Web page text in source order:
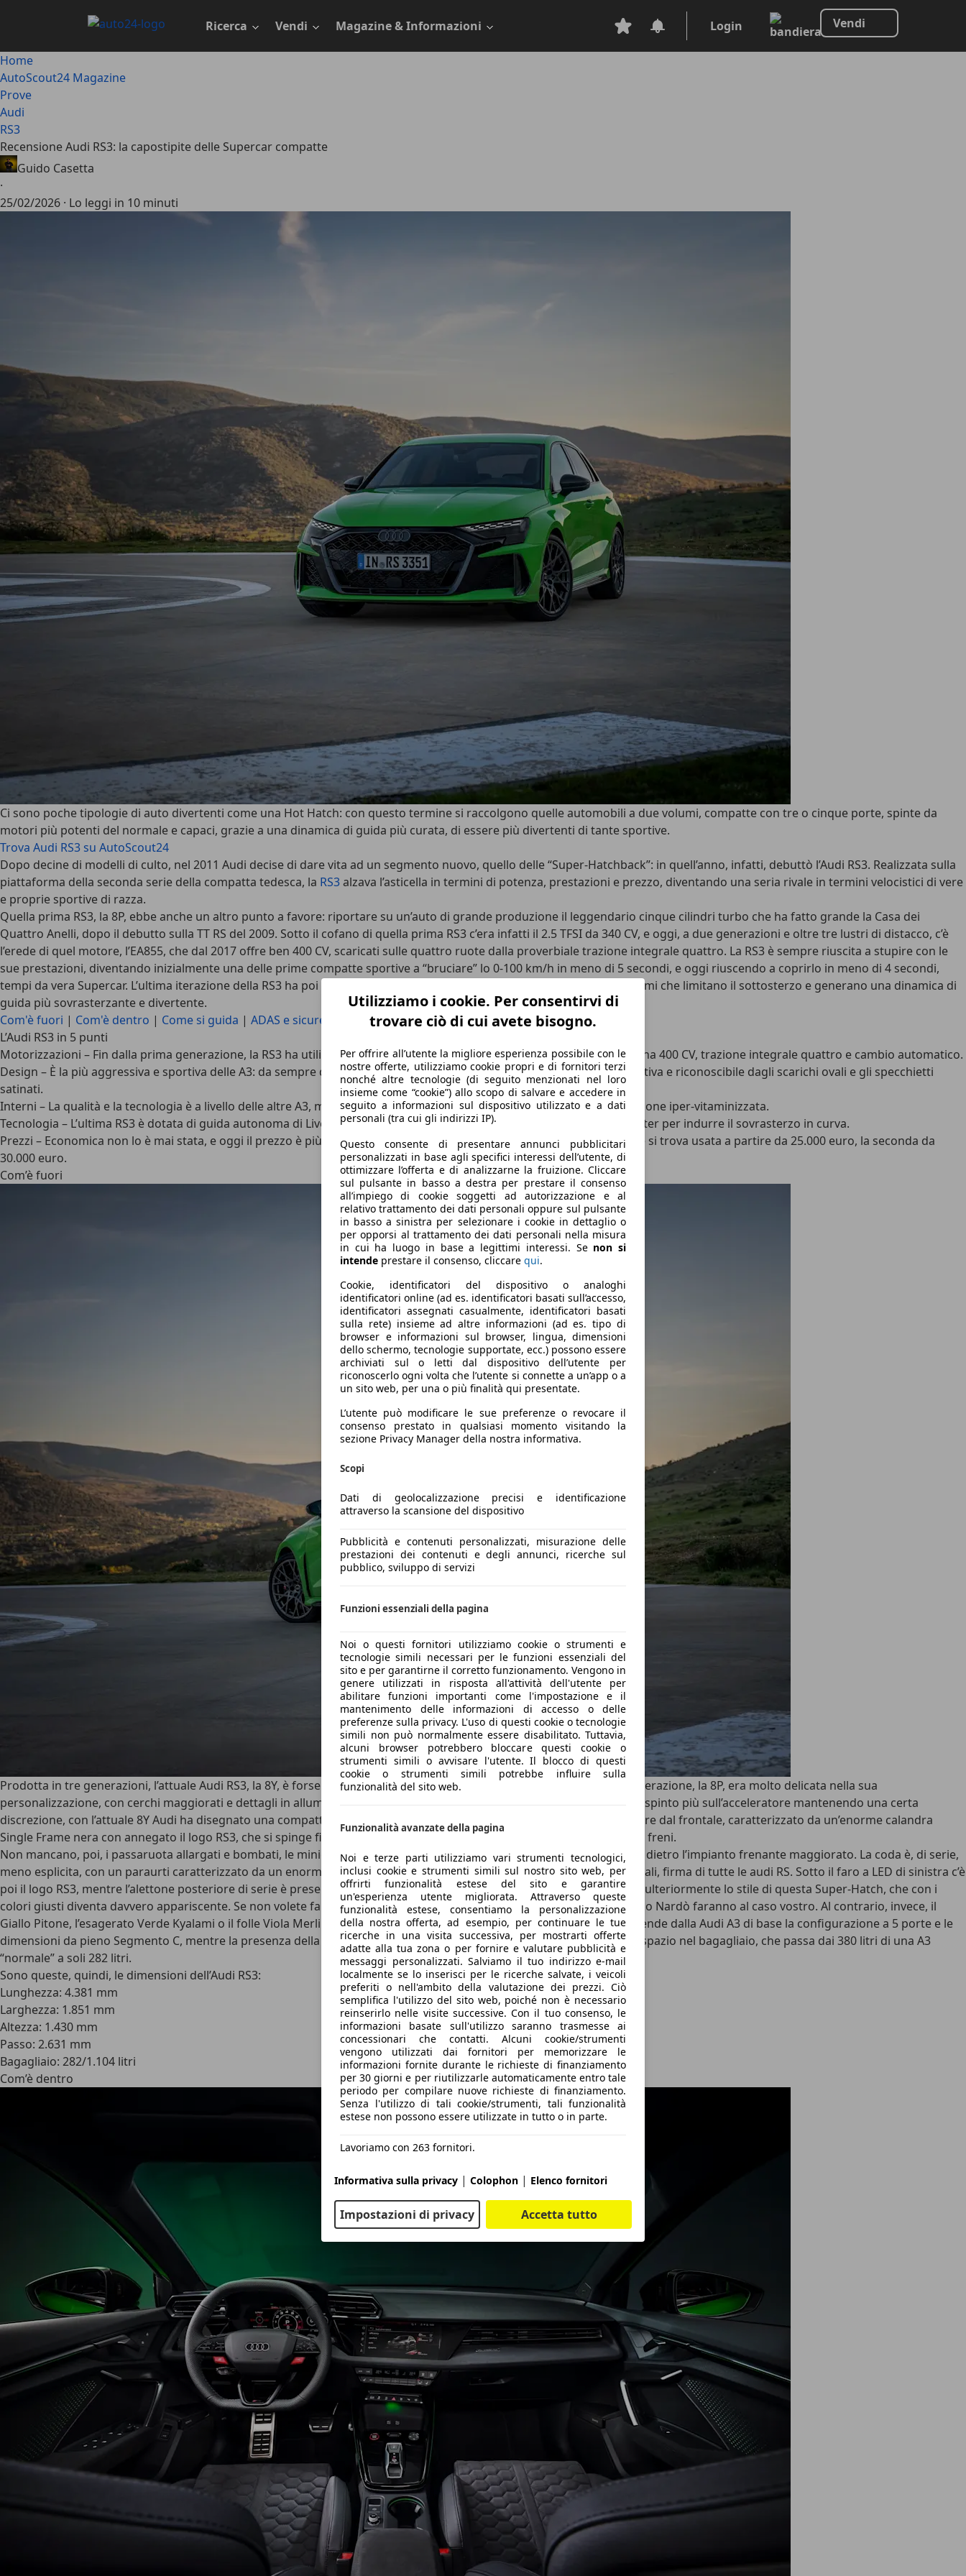
principale
Ricerca Vendi Magazine & Informazioni Login Vendi
Utilizziamo i cookie. Per consentirvi di
trovare ciò di cui avete bisogno.
Per offrire all’utente la migliore esperienza possibile con le
nostre offerte, utilizziamo cookie propri e di fornitori terzi
nonché altre tecnologie (di seguito menzionati nel loro
insieme come “cookie”) allo scopo di salvare e accedere in
seguito a informazioni sul dispositivo utilizzato e a dati
personali (tra cui gli indirizzi IP).
Questo consente di presentare annunci pubblicitari
personalizzati in base agli specifici interessi dell’utente, di
ottimizzare l’offerta e di analizzarne la fruizione. Cliccare
sul pulsante in basso a destra per prestare il consenso
all’impiego di cookie soggetti ad autorizzazione e al
relativo trattamento dei dati personali oppure sul pulsante
in basso a sinistra per selezionare i cookie in dettaglio o
per opporsi al trattamento dei dati personali nella misura
in cui ha luogo in base a legittimi interessi. Se non si
intende prestare il consenso, cliccare qui.
Cookie, identificatori del dispositivo o analoghi
identificatori online (ad es. identificatori basati sull’accesso,
identificatori assegnati casualmente, identificatori basati
sulla rete) insieme ad altre informazioni (ad es. tipo di
browser e informazioni sul browser, lingua, dimensioni
dello schermo, tecnologie supportate, ecc.) possono essere
archiviati sul o letti dal dispositivo dell’utente per
riconoscerlo ogni volta che l’utente si connette a un’app o a
un sito web, per una o più finalità qui presentate.
L’utente può modificare le sue preferenze o revocare il
consenso prestato in qualsiasi momento visitando la
sezione Privacy Manager della nostra informativa.
Scopi
Dati di geolocalizzazione precisi e identificazione
attraverso la scansione del dispositivo
Pubblicità e contenuti personalizzati, misurazione delle
prestazioni dei contenuti e degli annunci, ricerche sul
pubblico, sviluppo di servizi
Funzioni essenziali della pagina
Noi o questi fornitori utilizziamo cookie o strumenti e
tecnologie simili necessari per le funzioni essenziali del
sito e per garantirne il corretto funzionamento. Vengono in
genere utilizzati in risposta all'attività dell'utente per
abilitare funzioni importanti come l'impostazione e il
mantenimento delle informazioni di accesso o delle
preferenze sulla privacy. L'uso di questi cookie o tecnologie
simili non può normalmente essere disabilitato. Tuttavia,
alcuni browser potrebbero bloccare questi cookie o
strumenti simili o avvisare l'utente. Il blocco di questi
cookie o strumenti simili potrebbe influire sulla
funzionalità del sito web.
Funzionalità avanzate della pagina
Noi e terze parti utilizziamo vari strumenti tecnologici,
inclusi cookie e strumenti simili sul nostro sito web, per
offrirti funzionalità estese del sito e garantire
un'esperienza utente migliorata. Attraverso queste
funzionalità estese, consentiamo la personalizzazione
della nostra offerta, ad esempio, per continuare le tue
ricerche in una visita successiva, per mostrarti offerte
adatte alla tua zona o per fornire e valutare pubblicità e
messaggi personalizzati. Salviamo il tuo indirizzo e-mail
localmente se lo inserisci per le ricerche salvate, i veicoli
preferiti o nell'ambito della valutazione dei prezzi. Ciò
semplifica l'utilizzo del sito web, poiché non è necessario
reinserirlo nelle visite successive. Con il tuo consenso, le
informazioni basate sull'utilizzo saranno trasmesse ai
concessionari che contatti. Alcuni cookie/strumenti
vengono utilizzati dai fornitori per memorizzare le
informazioni fornite durante le richieste di finanziamento
per 30 giorni e per riutilizzarle automaticamente entro tale
periodo per compilare nuove richieste di finanziamento.
Senza l'utilizzo di tali cookie/strumenti, tali funzionalità
estese non possono essere utilizzate in tutto o in parte.
Lavoriamo con 263 fornitori.
Informativa sulla privacy | Colophon | Elenco fornitori
Impostazioni di privacy Accetta tutto
Home
AutoScout24 Magazine
Prove
Audi
RS3
Recensione Audi RS3: la capostipite delle Supercar compatte
Guido Casetta
·
25/02/2026 · Lo leggi in 10 minuti
Ci sono poche tipologie di auto divertenti come una Hot Hatch: con questo termine si raccolgono quelle automobili a due volumi, compatte con tre o cinque porte, spinte da
motori più potenti del normale e capaci, grazie a una dinamica di guida più curata, di essere più divertenti di tante sportive.
Trova Audi RS3 su AutoScout24
Dopo decine di modelli di culto, nel 2011 Audi decise di dare vita ad un segmento nuovo, quello delle “Super-Hatchback”: in quell’anno, infatti, debuttò l’Audi RS3. Realizzata sulla
piattaforma della seconda serie della compatta tedesca, la RS3alzava l’asticella in termini di potenza, prestazioni e prezzo, diventando una seria rivale in termini velocistici di vere
e proprie sportive di razza.
Quella prima RS3, la 8P, ebbe anche un altro punto a favore: riportare su un’auto di grande produzione il leggendario cinque cilindri turbo che ha fatto grande la Casa dei
Quattro Anelli, dopo il debutto sulla TT RS del 2009. Sotto il cofano di quella prima RS3 c’era infatti il 2.5 TFSI da 340 CV, e oggi, a due generazioni e oltre tre lustri di distacco, c’è
l’erede di quel motore, l’EA855, che dal 2017 offre ben 400 CV, scaricati sulle quattro ruote dalla proverbiale trazione integrale quattro. La RS3 è sempre riuscita a stupire con le
sue prestazioni, diventando inizialmente una delle prime compatte sportive a “bruciare” lo 0-100 km/h in meno di 5 secondi, e oggi riuscendo a coprirlo in meno di 4 secondi,
tempi da vera Supercar. L’ultima iterazione della RS3 ha poi portato al debutto
, sistemi che limitano il sottosterzo e generano una dinamica di
guida più sovrasterzante e divertente.
Com'è fuori | Com'è dentro | Come si guida | ADAS e sicurezza
Conclusioni
L’Audi RS3 in 5 punti
Motorizzazioni – Fin dalla prima generazione, la RS3 ha utilizzato il leggendario 2.5 TFSI, il cinque cilindri Audi che oggi ha 400 CV, trazione integrale quattro e cambio automatico.
Design – È la più aggressiva e sportiva delle A3: da sempre disponibile solamente in versione Sportback a 5 porte, è cattiva e riconoscibile dagli scarichi ovali e gli specchietti
satinati.
Interni – La qualità e la tecnologia è a livello delle altre A3, ma sedili, volante e dettagli ricordano di trovarsi su una versione iper-vitaminizzata.
Tecnologia – L’ultima RS3 è dotata di guida autonoma di Livello 2 e, dal 2025, adotta il sofisticato sistema di torque splitter per indurre il sovrasterzo in curva.
Prezzi – Economica non lo è mai stata, e oggi il prezzo è più alto che mai: si parte da 66.000 euro. La prima generazione si trova usata a partire da 25.000 euro, la seconda da
30.000 euro.
Com’è fuori
Prodotta in tre generazioni, l’attuale Audi RS3, la 8Y, è forse la più aggressiva e sportiva di tutte
. Se, infatti, la prima generazione, la 8P, era molto delicata nella sua
personalizzazione, con cerchi maggiorati e dettagli in alluminio e il doppio scarico laterale, e la seconda serie, la 8V, ha spinto più sull’acceleratore mantenendo una certa
discrezione, con l’attuale 8Y Audi ha disegnato una compatta dalle linee estremamente aggressive e cattive
, a cominciare dal frontale, caratterizzato da un’enorme calandra
Single Frame nera con annegato il logo RS3, che si spinge fino ai fari full LED e alle prese d’aria laterali per raffreddare i freni.
Non mancano, poi, i passaruota allargati e bombati, le minigonne molto aggressive e i cerchi specifici da 19 pollici, con dietro l’impianto frenante maggiorato. La coda è, di serie,
meno esplicita, con un paraurti caratterizzato da un enorme diffusore nero dove troviamo incastonati idue scarichi ovali, firma di tutte le audi RS. Sotto il faro a LED di sinistra c’è
poi il logo RS3, mentre l’alettone posteriore di serie è presente, ma non così vistoso. A richiesta, però, si può incattivire ulteriormente lo stile di questa Super-Hatch, che con i
colori giusti diventa davvero appariscente. Se non volete farvi notare, un classico nero metallizzato o l’apprezzatoGrigio Nardò faranno al caso vostro. Al contrario, invece, il
Giallo Pitone, l’esagerato Verde Kyalami o il folleViola Merlin
renderanno la vostra RS3 inconfondibile. Per il resto, riprende dalla Audi A3 di base la configurazione a 5 porte e le
dimensioni da pieno Segmento C, mentre la presenza della trazione integrale e della meccanica più raffinata riduce lo spazio nel bagagliaio, che passa dai 380 litri di una A3
“normale” a soli 282 litri.
Sono queste, quindi, le dimensioni dell’Audi RS3:
Lunghezza: 4.381 mm
Larghezza: 1.851 mm
Altezza: 1.430 mm
Passo: 2.631 mm
Bagagliaio: 282/1.104 litri
Com’è dentro